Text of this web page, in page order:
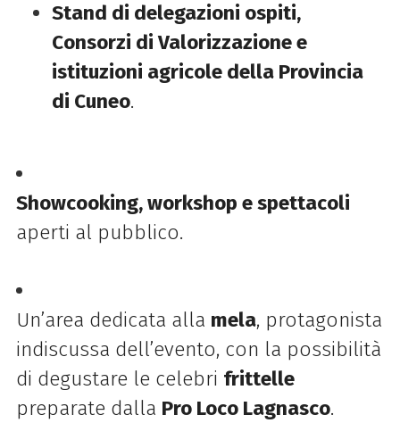
Stand di delegazioni ospiti,
Consorzi di Valorizzazione e
istituzioni agricole della Provincia
di Cuneo.
Showcooking, workshop e spettacoli
aperti al pubblico.
Un’area dedicata alla mela, protagonista
indiscussa dell’evento, con la possibilità
di degustare le celebri frittelle
preparate dalla Pro Loco Lagnasco.